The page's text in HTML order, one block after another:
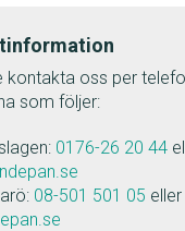
kontakta oss per
som följer:
0176-26 20 44
08-501 501 05 eller